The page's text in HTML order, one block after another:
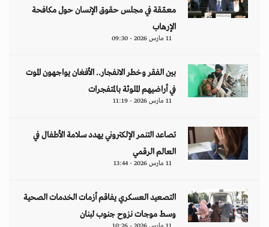
معمّقة في مجلس حقوق الإنسان حول مكافحة
الإرهاب
11 مارس 2026 - 09:30
بين الفقر وخطر الانفجار.. الأفغان يواجهون الموت
في أراضيهم الملوثة بالمتفجرات
11 مارس 2026 - 11:19
تصاعد التنمر الإلكتروني يهدد سلامة الأطفال في
العالم الرقمي
11 مارس 2026 - 13:44
التصعيد العسكري يفاقم أزمات الخدمات الصحية
وسط موجات نزوح جنوب لبنان